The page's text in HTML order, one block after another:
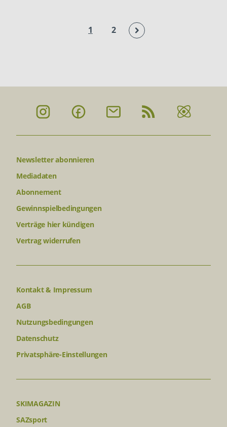
1 2
Newsletter abonnieren
Mediadaten
Abonnement
Gewinnspielbedingungen
Verträge hier kündigen
Vertrag widerrufen
Kontakt & Impressum
AGB
Nutzungsbedingungen
Datenschutz
Privatsphäre-Einstellungen
SKIMAGAZIN
SAZsport